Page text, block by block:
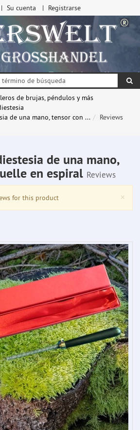
Su cuenta Registrarse
de brujas, péndulos y más
de una mano, tensor con ...
Reviews
de una mano,
en espiral Reviews
×
for this product